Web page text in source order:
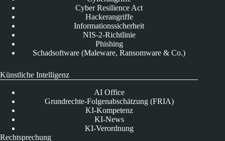
Cyber Resilience Act
Hackerangriffe
Informationssicherheit
NIS-2-Richtlinie
Phishing
Schadsoftware (Maleware, Ransomware & Co.)
Künstliche Intelligenz
AI Office
Grundrechte-Folgenabschätzung (FRIA)
KI-Kompetenz
KI-News
KI-Verordnung
Rechtsprechung